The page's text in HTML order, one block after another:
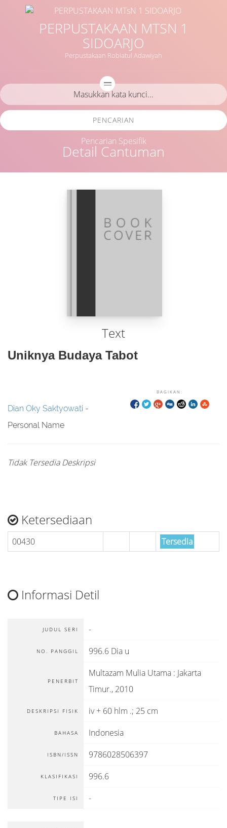
PERPUSTAKAAN MTSN 1
SIDOARJO
Perpustakaan Robiatul Adawiyah
Detail Cantuman
PENCARIAN
Pencarian Spesifik
Text
Uniknya Budaya Tabot
BAGIKAN:
Dian Oky Saktyowati -
Personal Name
Tidak Tersedia Deskripsi
Ketersediaan
00430 Tersedia
Informasi Detil
JUDUL SERI -
NO. PANGGIL 996.6 Dia u
PENERBIT
Multazam Mulia Utama : Jakarta
Timur., 2010
DESKRIPSI FISIK iv + 60 hlm .; 25 cm
BAHASA Indonesia
ISBN/ISSN 9786028506397
KLASIFIKASI 996.6
TIPE ISI -